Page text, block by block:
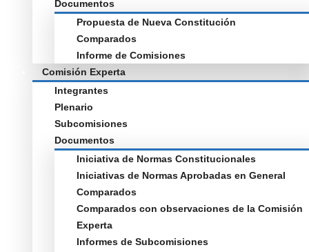
Documentos
Propuesta de Nueva Constitución
Comparados
Informe de Comisiones
Comisión Experta
Integrantes
Plenario
Subcomisiones
Documentos
Iniciativa de Normas Constitucionales
Iniciativas de Normas Aprobadas en General
Comparados
Comparados con observaciones de la Comisión
Experta
Informes de Subcomisiones